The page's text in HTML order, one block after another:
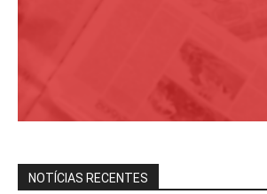
NOTÍCIAS RECENTES